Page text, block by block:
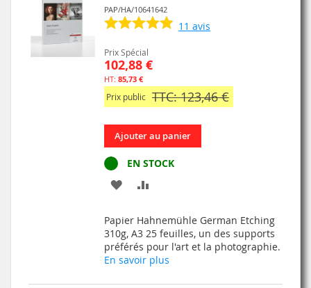
PAP/HA/10641642
11 avis
Prix Spécial
102,88 €
85,73 €
Prix public TTC: 123,46 €
Ajouter au panier
EN STOCK
AJOUTER
MA
LISTE
D’ENVIE
COMPARATEUR
Papier Hahnemühle German Etching
310g, A3 25 feuilles, un des supports
préférés pour l'art et la photographie.
En savoir plus